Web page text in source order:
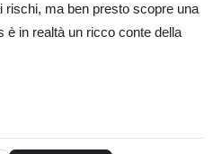
rischi, ma ben presto scopre una
è in realtà un ricco conte della